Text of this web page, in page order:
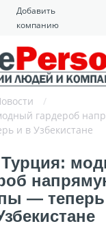
Добавить
компанию
/
гардероб
и в Узбекистане
Турция:
—